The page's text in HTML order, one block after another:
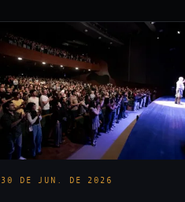
30 DE JUN. DE 2026